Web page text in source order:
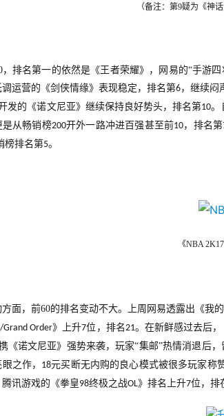
（备注：第9疑为《神
，排名第一的依然是《王者荣耀》，网易的“手游
调运营的《剑侠情缘》表现稳定，排名第6，继续闷
发的《诺文尼亚》继续保持良好势头，排名第10。
是从畅销榜200开外一路冲进百强甚至前10，排名第
榜排名第5。
《NBA
面，前60的排名变动不大。上周网易透露出《我
Grand Order》上升7位，排名21。在新鲜感过去后，
《诺文尼亚》强势来袭，玩家“集邮”热情消退后，
之作， 18元买断无内购的良心模式被很多玩家称
讯游戏的《拳皇98终极之战OL》排名上升7位，排